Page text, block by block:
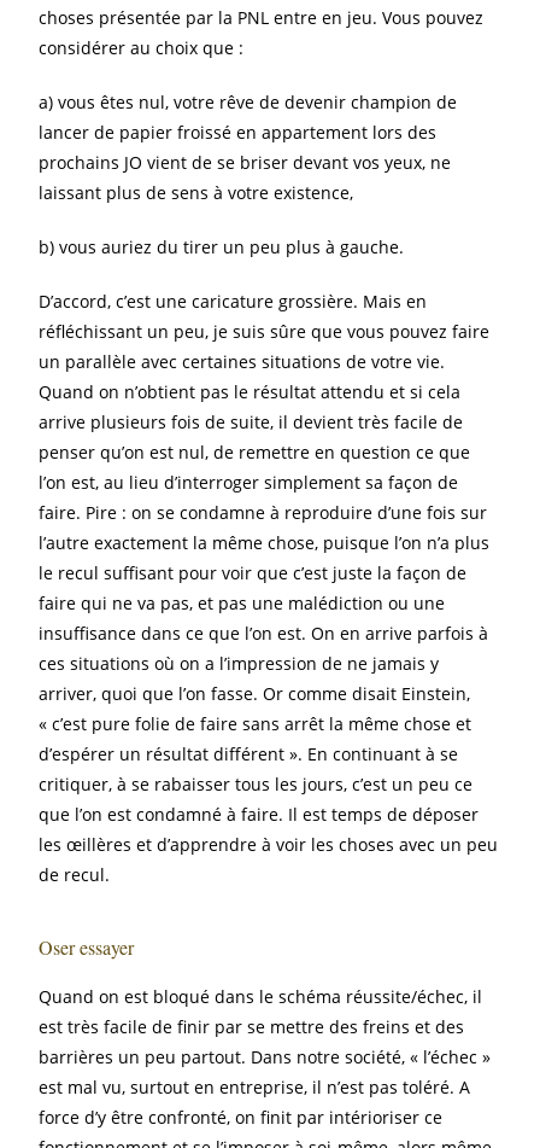
choses présentée par la PNL entre en jeu. Vous pouvez
considérer au choix que :
a) vous êtes nul, votre rêve de devenir champion de
lancer de papier froissé en appartement lors des
prochains JO vient de se briser devant vos yeux, ne
laissant plus de sens à votre existence,
b) vous auriez du tirer un peu plus à gauche.
D’accord, c’est une caricature grossière. Mais en
réfléchissant un peu, je suis sûre que vous pouvez faire
un parallèle avec certaines situations de votre vie.
Quand on n’obtient pas le résultat attendu et si cela
arrive plusieurs fois de suite, il devient très facile de
penser qu’on est nul, de remettre en question ce que
l’on est, au lieu d’interroger simplement sa façon de
faire. Pire : on se condamne à reproduire d’une fois sur
l’autre exactement la même chose, puisque l’on n’a plus
le recul suffisant pour voir que c’est juste la façon de
faire qui ne va pas, et pas une malédiction ou une
insuffisance dans ce que l’on est. On en arrive parfois à
ces situations où on a l’impression de ne jamais y
arriver, quoi que l’on fasse. Or comme disait Einstein,
« c’est pure folie de faire sans arrêt la même chose et
d’espérer un résultat différent ». En continuant à se
critiquer, à se rabaisser tous les jours, c’est un peu ce
que l’on est condamné à faire. Il est temps de déposer
les œillères et d’apprendre à voir les choses avec un peu
de recul.
Oser essayer
Quand on est bloqué dans le schéma réussite/échec, il
est très facile de finir par se mettre des freins et des
barrières un peu partout. Dans notre société, « l’échec »
est mal vu, surtout en entreprise, il n’est pas toléré. A
force d’y être confronté, on finit par intérioriser ce